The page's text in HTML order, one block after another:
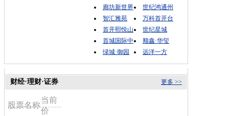
廊坊新世界
世纪鸿通州
智汇雅苑
万科首开台
首开熙悦山
世纪星城
首城国际中
顺鑫·华玺
绿城·御园
远洋一方
更多 >>
财经·理财·证券
股票名称
当前
价